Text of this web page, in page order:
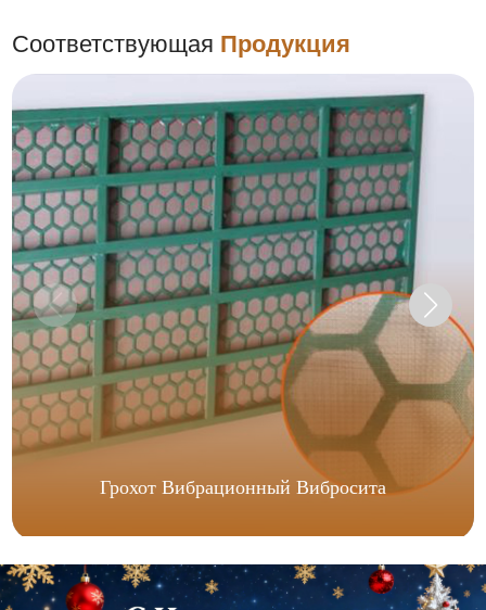
Соответствующая Продукция
Грохот Вибрационный Вибросита